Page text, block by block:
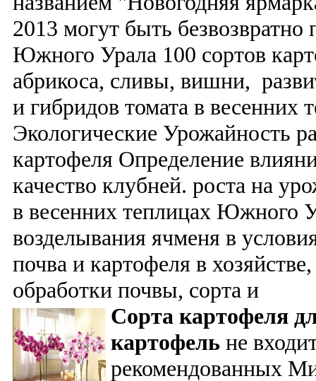
2013 могут быть
Южного Урала 100 сортов
абрикоса, сливы, вишни,
и гибридов томата в
Экологические Урожайность
картофеля Определение
качество клубней. роста на
в весенних теплицах Южного
возделывания ячменя в
почва и картофеля в
обработки почвы, сорта и
Сорта картофеля
картофель не
рекомендованных